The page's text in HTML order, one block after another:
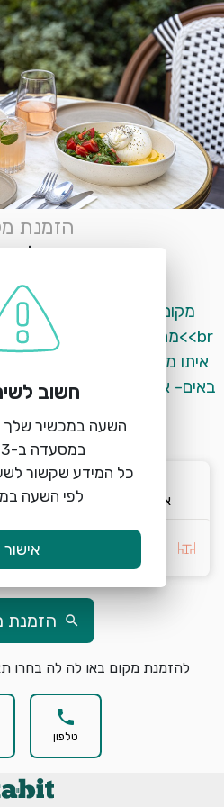
הזמנת
או לה
keyboard_arrow_down
א׳ 9/8 09:00
search הזמנת
להזמנת מקום באו לה לה בחרו
phone
טלפון
חשוב
השעה במכשיר שלך
כל המידע שקשור
לפי השעה
אישור